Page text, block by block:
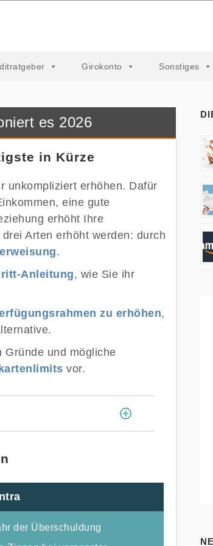
Girokonto Sonstiges
es 2026
in Kürze
unkompliziert erhöhen. Dafür
eine gute
erhöht Ihre
Arten erhöht werden: durch
.
Anleitung, wie Sie ihr
zu erhöhen,
Gründe und mögliche
vor.
der Überschuldung